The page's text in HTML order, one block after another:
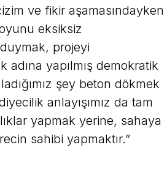
ve fikir aşamasındayken
eksiksiz
projeyi
yapılmış demokratik
şey beton dökmek
anlayışımız da tam
yapmak yerine, sahaya
sahibi yapmaktır.”